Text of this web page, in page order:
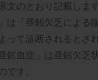
文のとおり記載します
は「亜鉛欠乏による
って診断されるとさ
鉛血症」は亜鉛欠乏
です。